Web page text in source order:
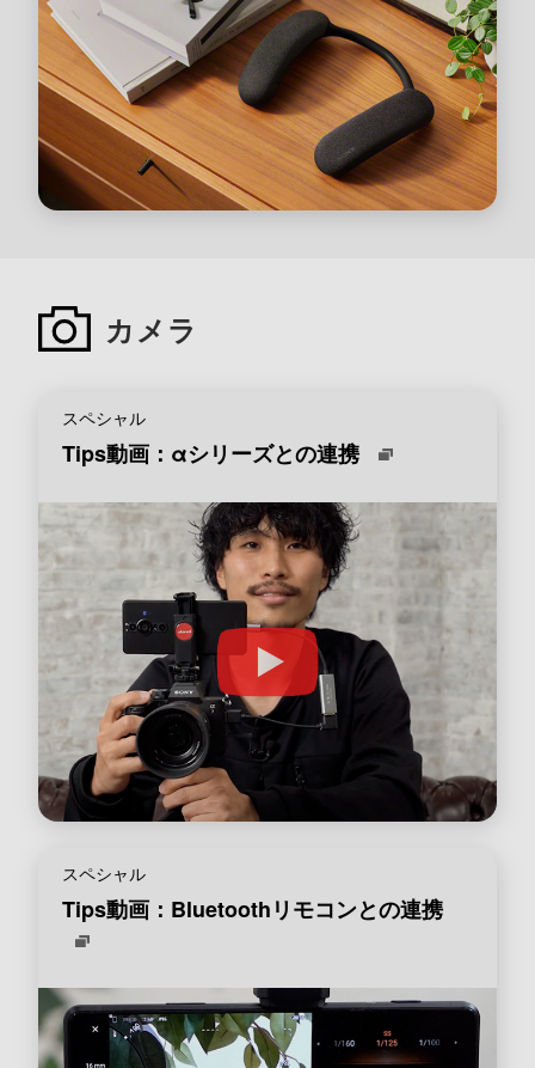
カメラ
スペシャル
Tips動画：αシリーズとの連携
スペシャル
Tips動画：Bluetoothリモコンとの連携